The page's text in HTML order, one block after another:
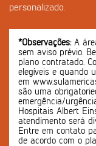
personalizado.
*Observações:A
sem aviso prévio.
plano contratado.
elegíveis e quando
em
são uma
emergência/
Hospitais Albert
atendimento será
Entre em contato
de acordo com o